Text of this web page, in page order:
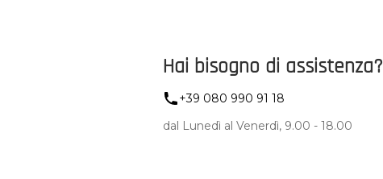
Hai bisogno di assistenza?
+39 080 990 91 18
dal Lunedì al Venerdì, 9.00 - 18.00